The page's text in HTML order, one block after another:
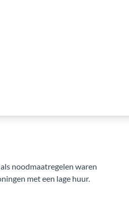
noodmaatregelen waren
met een lage huur.